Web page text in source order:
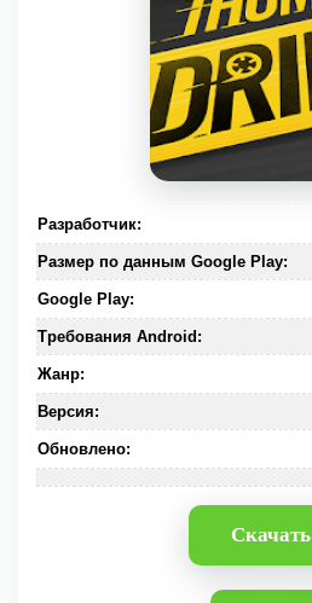
Разработчик:
Размер по данным Google Play:
Google Play:
Требования Android:
Жанр:
Версия:
Обновлено:
Скачать